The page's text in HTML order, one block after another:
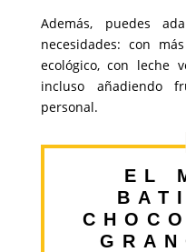
Además, puedes
necesidades: con
ecológico, con leche
incluso añadiendo
personal.
EL